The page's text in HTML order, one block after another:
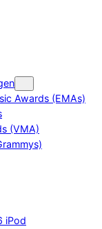
Awards (EMAs)
(VMA)
iPod